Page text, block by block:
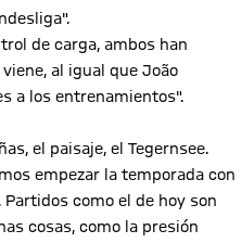
de carga, ambos han
al igual que João
a los entrenamientos".
el paisaje, el Tegernsee.
empezar la temporada con
como el de hoy son
cosas, como la presión